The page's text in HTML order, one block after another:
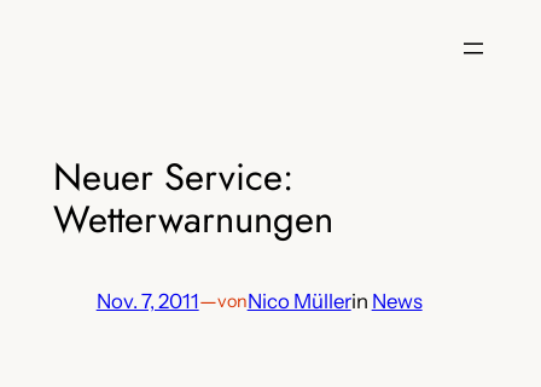
Neuer Service:
Wetterwarnungen
Nov. 7, 2011—vonNico Müllerin News